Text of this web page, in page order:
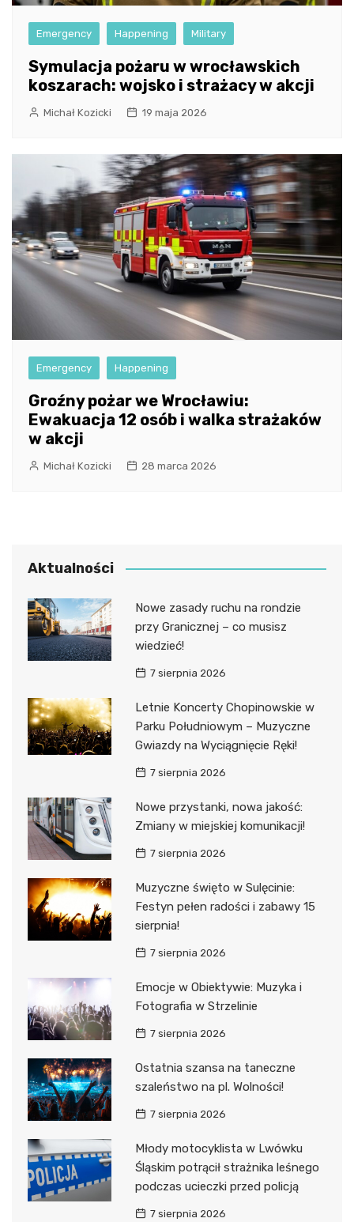
Emergency Happening Military
Symulacja pożaru w wrocławskich
koszarach: wojsko i strażacy w akcji
Michał Kozicki 19 maja 2026
Emergency Happening
Groźny pożar we Wrocławiu:
Ewakuacja 12 osób i walka strażaków
w akcji
Michał Kozicki 28 marca 2026
Aktualności
Nowe zasady ruchu na rondzie
przy Granicznej – co musisz
wiedzieć!
7 sierpnia 2026
Letnie Koncerty Chopinowskie w
Parku Południowym – Muzyczne
Gwiazdy na Wyciągnięcie Ręki!
7 sierpnia 2026
Nowe przystanki, nowa jakość:
Zmiany w miejskiej komunikacji!
7 sierpnia 2026
Muzyczne święto w Sulęcinie:
Festyn pełen radości i zabawy 15
sierpnia!
7 sierpnia 2026
Emocje w Obiektywie: Muzyka i
Fotografia w Strzelinie
7 sierpnia 2026
Ostatnia szansa na taneczne
szaleństwo na pl. Wolności!
7 sierpnia 2026
Młody motocyklista w Lwówku
Śląskim potrącił strażnika leśnego
podczas ucieczki przed policją
7 sierpnia 2026